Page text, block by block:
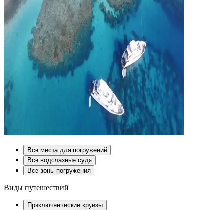
Все места для погружений
Все водолазные суда
Все зоны погружения
Виды путешествий
Приключенческие круизы